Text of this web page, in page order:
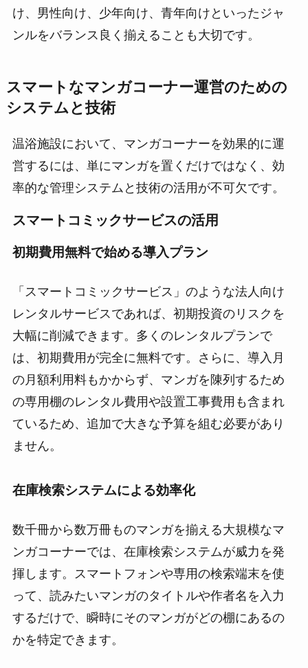
け、男性向け、少年向け、青年向けといったジャ
ンルをバランス良く揃えることも大切です。
スマートなマンガコーナー運営のための
システムと技術
温浴施設において、マンガコーナーを効果的に運
営するには、単にマンガを置くだけではなく、効
率的な管理システムと技術の活用が不可欠です。
スマートコミックサービスの活用
初期費用無料で始める導入プラン
「スマートコミックサービス」のような法人向け
レンタルサービスであれば、初期投資のリスクを
大幅に削減できます。多くのレンタルプランで
は、初期費用が完全に無料です。さらに、導入月
の月額利用料もかからず、マンガを陳列するため
の専用棚のレンタル費用や設置工事費用も含まれ
ているため、追加で大きな予算を組む必要があり
ません。
在庫検索システムによる効率化
数千冊から数万冊ものマンガを揃える大規模なマ
ンガコーナーでは、在庫検索システムが威力を発
揮します。スマートフォンや専用の検索端末を使
って、読みたいマンガのタイトルや作者名を入力
するだけで、瞬時にそのマンガがどの棚にあるの
かを特定できます。